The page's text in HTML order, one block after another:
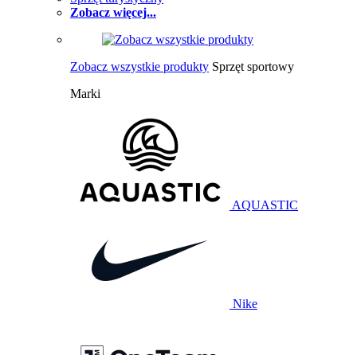
Zobacz więcej...
Zobacz wszystkie produkty Sprzęt sportowy
Marki
AQUASTIC
Nike